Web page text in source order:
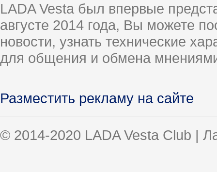
LADA Vesta был впервые
августе 2014 года, Вы можете
новости, узнать технические
для общения и обмена
Разместить рекламу на сайте
© 2014-2020 LADA Vesta Club |